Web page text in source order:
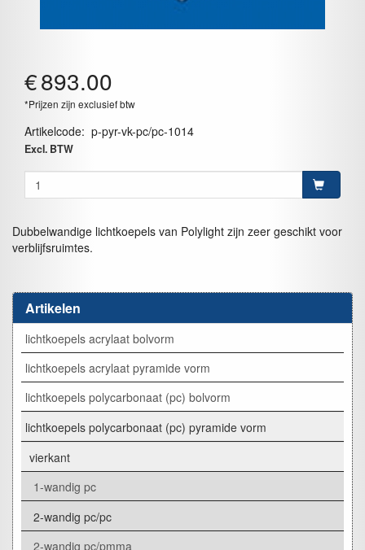
Artikelen
lichtkoepels acrylaat bolvorm
lichtkoepels acrylaat pyramide vorm
lichtkoepels polycarbonaat (pc) bolvorm
lichtkoepels polycarbonaat (pc) pyramide vorm
vierkant
1-wandig pc
2-wandig pc/pc
2-wandig pc/pmma
€893.00
*Prijzen zijn exclusief btw
Artikelcode: p-pyr-vk-pc/pc-1014
Excl. BTW
Dubbelwandige lichtkoepels van Polylight zijn zeer geschikt voor
verblijfsruimtes.